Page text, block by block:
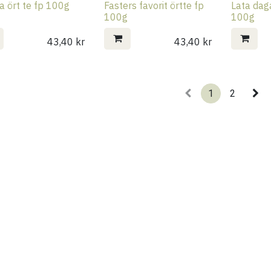
ört te fp 100g
43,40 kr
Fasters favorit örtte fp
100g
43,40 kr
Lata
100g
1 2